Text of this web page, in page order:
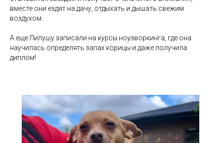
вместе они ездят на дачу, отдыхать и дышать свежим
воздухом.
А еще Лилушу записали на курсы ноузворкинга, где она
научилась определять запах корицы и даже получила
диплом!